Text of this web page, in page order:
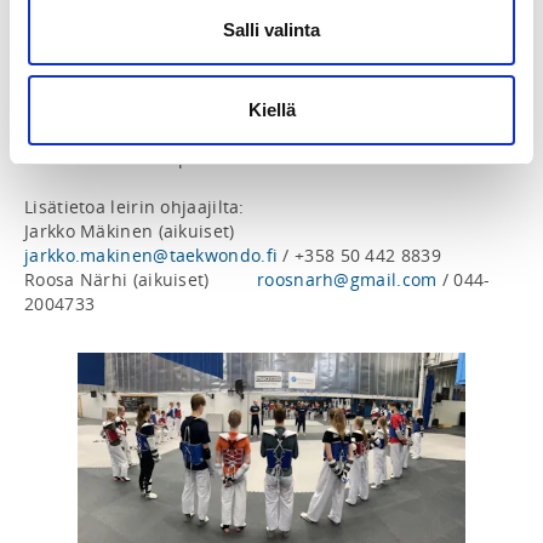
Salli valinta
Kiellä
Henkilökohtaiset valmentajat ovat tervetulleita
mukaan. Valmentajien ei tarvitse ilmoittautua erikseen.
mennessä Suomisportin kautta. Leirin hinta on 40 €.
Lisätietoa leirin ohjaajilta:
jarkko.makinen@taekwondo.fi / +358 50 442 8839
roosnarh@gmail.com / 044-
2004733